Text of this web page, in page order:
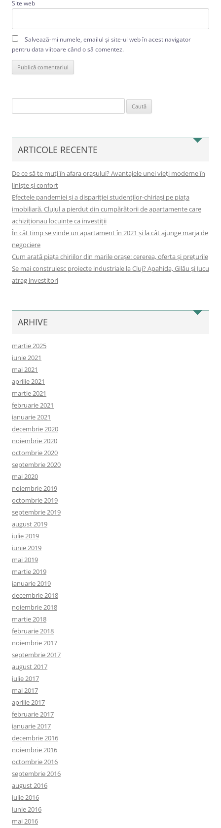
Site web
Salvează-mi numele, emailul și site-ul web în acest navigator
pentru data viitoare când o să comentez.
după:
ARTICOLE RECENTE
De ce să te muți în afara orașului? Avantajele unei vieți moderne în
liniște și confort
Efectele pandemiei și a dispariției studenților-chiriași pe piața
imobiliară. Clujul a pierdut din cumpărătorii de apartamente care
achiziționau locuințe ca investiții
În cât timp se vinde un apartament în 2021 și la cât ajunge marja de
negociere
Cum arată piața chiriilor din marile orașe: cererea, oferta și prețurile
Se mai construiesc proiecte industriale la Cluj? Apahida, Gilău și Jucu
atrag investitori
ARHIVE
martie 2025
iunie 2021
mai 2021
aprilie 2021
martie 2021
februarie 2021
ianuarie 2021
decembrie 2020
noiembrie 2020
octombrie 2020
septembrie 2020
mai 2020
noiembrie 2019
octombrie 2019
septembrie 2019
august 2019
iulie 2019
iunie 2019
mai 2019
martie 2019
ianuarie 2019
decembrie 2018
noiembrie 2018
martie 2018
februarie 2018
noiembrie 2017
septembrie 2017
august 2017
iulie 2017
mai 2017
aprilie 2017
februarie 2017
ianuarie 2017
decembrie 2016
noiembrie 2016
octombrie 2016
septembrie 2016
august 2016
iulie 2016
iunie 2016
mai 2016